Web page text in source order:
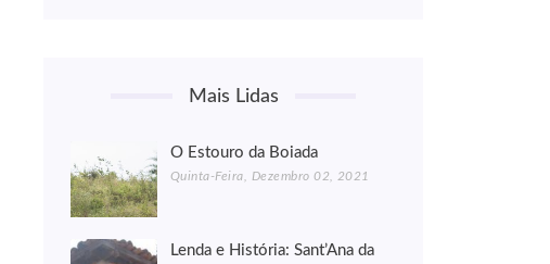
Mais Lidas
O Estouro da Boiada
Quinta-Feira, Dezembro 02, 2021
Lenda e História: Sant’Ana da